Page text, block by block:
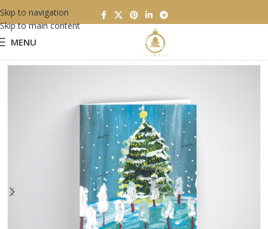
Skip to navigation
Skip to main content
MENU